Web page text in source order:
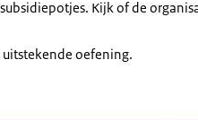
Kijk of de
uitstekende oefening.